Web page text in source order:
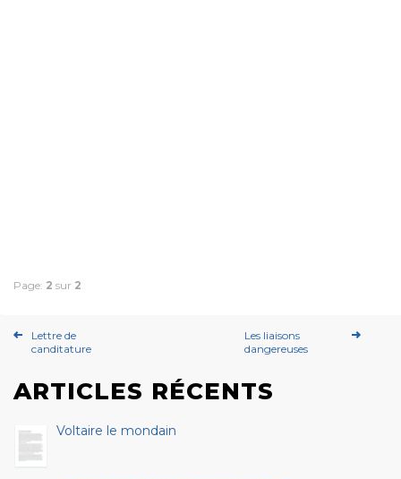
Page: 2 sur 2
Lettre de
canditature
Les liaisons
dangereuses
ARTICLES RÉCENTS
Voltaire le mondain